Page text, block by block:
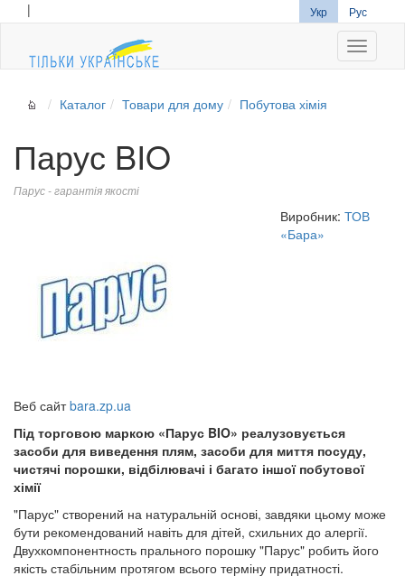
| Укр Рус
Каталог Товари для дому Побутова хімія
Парус BIO
Парус - гарантія якості
Виробник: ТОВ
«Бара»
Веб сайтbara.zp.ua
Під торговою маркою «Парус BIO» реалузовується
засоби для виведення плям, засоби для миття посуду,
чистячі порошки, відбілювачі і багато іншої побутової
хімії
"Парус" створений на натуральній основі, завдяки цьому може
бути рекомендований навіть для дітей, схильних до алергії.
Двухкомпонентность прального порошку "Парус" робить його
якість стабільним протягом всього терміну придатності.